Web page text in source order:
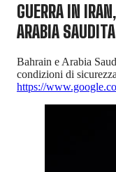
GUERRA IN
ARABIA SAUDITA
Bahrain e Arabia
condizioni di
https://